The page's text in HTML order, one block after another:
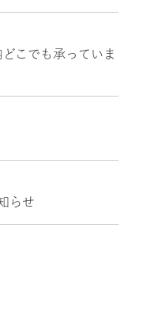
こでも承っていま
らせ